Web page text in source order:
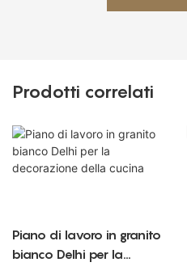
Prodotti correlati
Piano di lavoro in granito
bianco Delhi per la